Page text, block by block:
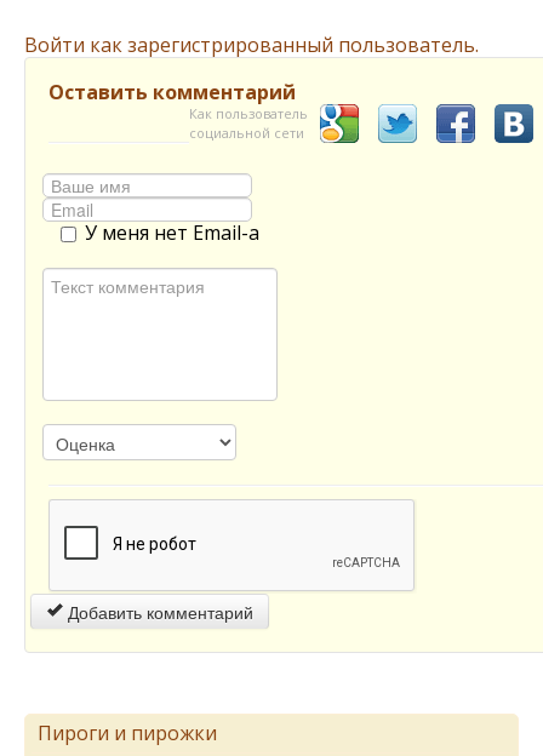
Войти как зарегистрированный пользователь.
Оставить комментарий
Как пользователь
социальной сети
У меня нет Email-а
Добавить комментарий
Пироги и пирожки